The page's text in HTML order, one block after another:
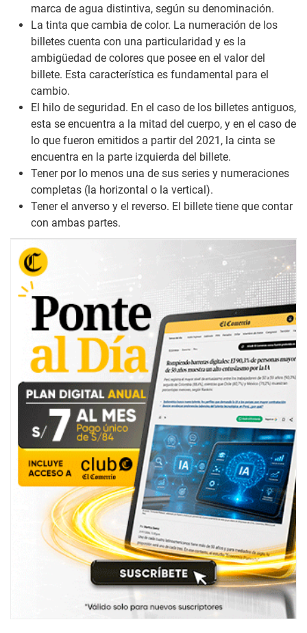
marca de agua distintiva, según su denominación.
La tinta que cambia de color. La numeración de los
billetes cuenta con una particularidad y es la
ambigüedad de colores que posee en el valor del
billete. Esta característica es fundamental para el
cambio.
El hilo de seguridad. En el caso de los billetes antiguos,
esta se encuentra a la mitad del cuerpo, y en el caso de
lo que fueron emitidos a partir del 2021, la cinta se
encuentra en la parte izquierda del billete.
Tener por lo menos una de sus series y numeraciones
completas (la horizontal o la vertical).
Tener el anverso y el reverso. El billete tiene que contar
con ambas partes.